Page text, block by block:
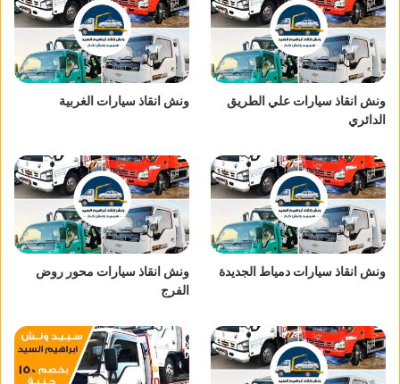
ونش انقاذ سيارات علي الطريق
الدائري
ونش انقاذ سيارات الغربية
ونش انقاذ سيارات دمياط الجديدة
ونش انقاذ سيارات محور روض
الفرج